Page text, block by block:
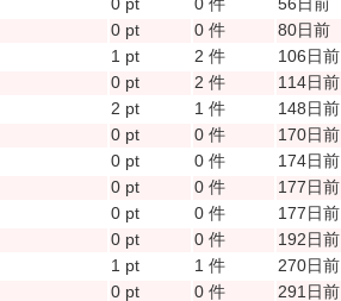
0 pt 0 件
80日前
1 pt 2 件
106日前
0 pt 2 件
114日前
2 pt 1 件
148日前
0 pt 0 件
170日前
0 pt 0 件
174日前
0 pt 0 件
177日前
0 pt 0 件
177日前
0 pt 0 件
192日前
1 pt 1 件
270日前
0 pt 0 件
291日前